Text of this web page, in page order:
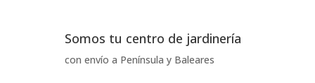
Somos tu centro de jardinería
con envío a Península y Baleares